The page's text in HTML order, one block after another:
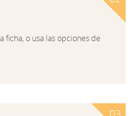
ficha, o usa las opciones de